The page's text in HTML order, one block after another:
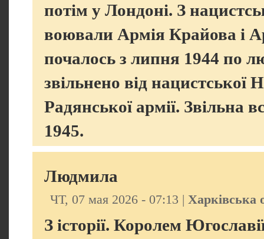
потім у Лондоні. З
воювали Армія Крайова і
почалось з липня 1944 по
звільнено від нацистської
Радянської армії. Звільна
1945.
Людмила
ЧТ, 07 мая 2026 - 07:13 | Харківська
З історії. Королем